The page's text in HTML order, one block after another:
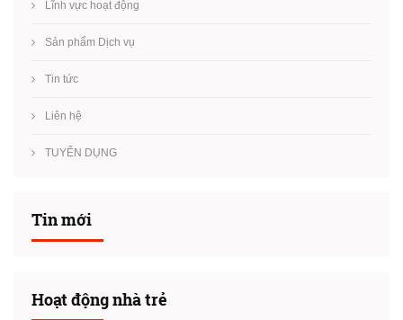
Lĩnh vực hoạt động
Sản phẩm Dịch vụ
Tin tức
Liên hệ
TUYỂN DỤNG
Tin mới
Hoạt động nhà trẻ